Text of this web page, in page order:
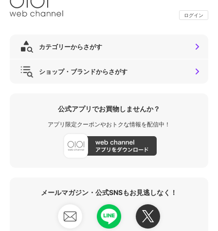
ログイン
カテゴリーからさがす
ショップ・ブランドからさがす
公式アプリでお買物しませんか？
アプリ限定クーポンやおトクな情報を配信中！
メールマガジン・公式SNSもお見逃しなく！